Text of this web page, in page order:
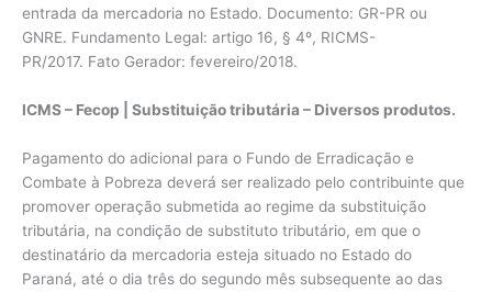
entrada da mercadoria no Estado. Documento: GR-PR ou
GNRE. Fundamento Legal: artigo 16, § 4º, RICMS-
PR/2017. Fato Gerador: fevereiro/2018.
ICMS – Fecop | Substituição tributária – Diversos produtos.
Pagamento do adicional para o Fundo de Erradicação e
Combate à Pobreza deverá ser realizado pelo contribuinte que
promover operação submetida ao regime da substituição
tributária, na condição de substituto tributário, em que o
destinatário da mercadoria esteja situado no Estado do
Paraná, até o dia três do segundo mês subsequente ao das